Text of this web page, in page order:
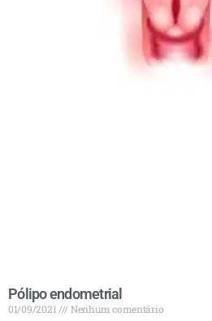
Pólipo endometrial
01/09/2021
Nenhum comentário